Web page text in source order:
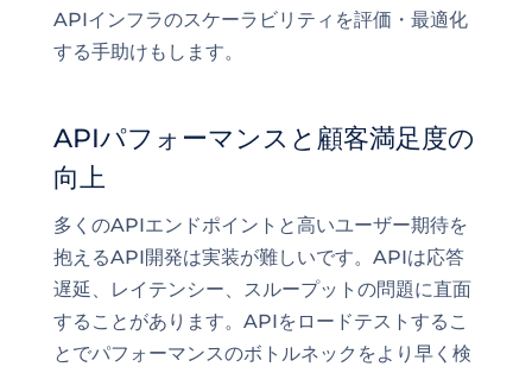
APIインフラのスケーラビリティを評価・最適化
する手助けもします。
APIパフォーマンスと顧客満足度の
向上
多くのAPIエンドポイントと高いユーザー期待を
抱えるAPI開発は実装が難しいです。APIは応答
遅延、レイテンシー、スループットの問題に直面
することがあります。APIをロードテストするこ
とでパフォーマンスのボトルネックをより早く検